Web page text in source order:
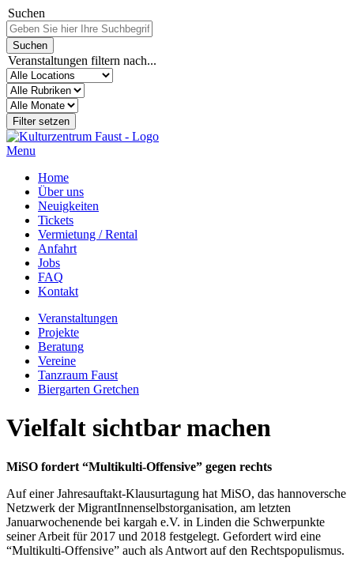
Suchen
Veranstaltungen filtern nach...
Menu
Home
Über uns
Neuigkeiten
Tickets
Vermietung / Rental
Anfahrt
Jobs
FAQ
Kontakt
Veranstaltungen
Projekte
Beratung
Vereine
Tanzraum Faust
Biergarten Gretchen
Vielfalt sichtbar machen
MiSO fordert “Multikulti-Offensive” gegen rechts
Auf einer Jahresauftakt-Klausurtagung hat MiSO, das hannoversche
Netzwerk der MigrantInnenselbstorganisation, am letzten
Januarwochenende bei kargah e.V. in Linden die Schwerpunkte
seiner Arbeit für 2017 und 2018 festgelegt. Gefordert wird eine
“Multikulti-Offensive” auch als Antwort auf den Rechtspopulismus.